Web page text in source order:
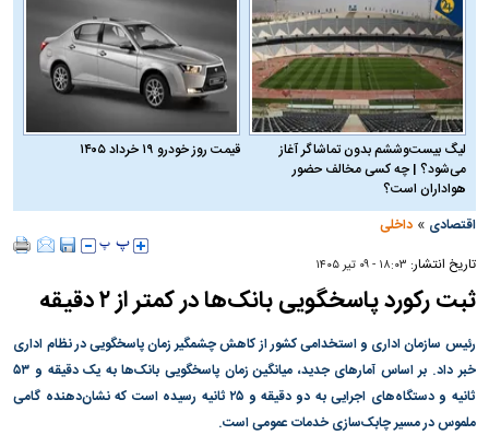
لیگ بیست‌وششم بدون تماشاگر آغاز
می‌شود؟ | چه کسی مخالف حضور
هواداران است؟
قیمت روز خودرو ۱۹ خرداد ۱۴۰۵
اقتصادی »داخلی
تاریخ انتشار: ۱۸:۰۳ - ۰۹ تير ۱۴۰۵
ثبت رکورد پاسخگویی بانک‌ها در کمتر از ۲ دقیقه
رئیس سازمان اداری و استخدامی کشور از کاهش چشمگیر زمان پاسخگویی در نظام اداری
خبر داد. بر اساس آمارهای جدید، میانگین زمان پاسخگویی بانک‌ها به یک دقیقه و ۵۳
ثانیه و دستگاه‌های اجرایی به دو دقیقه و ۲۵ ثانیه رسیده است که نشان‌دهنده گامی
ملموس در مسیر چابک‌سازی خدمات عمومی است.